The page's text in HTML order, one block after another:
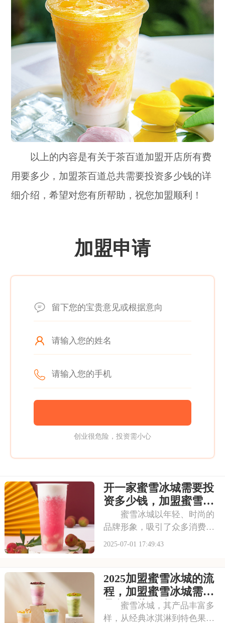
以上的内容是有关于茶百道加盟开店所有费
用要多少，加盟茶百道总共需要投资多少钱的详
细介绍，希望对您有所帮助，祝您加盟顺利！
加盟申请
创业很危险，投资需小心
开一家蜜雪冰城需要投
资多少钱，加盟蜜雪冰
城成本高吗
蜜雪冰城以年轻、时尚的
品牌形象，吸引了众多消费者
的目光。其成熟的运营模式和
冰城需要投入多少费用呢？以
下是开一家蜜雪冰城需要投资
多少钱，加盟蜜雪冰
2025-07-01 17:49:43
2025加盟蜜雪冰城的流
程，加盟蜜雪冰城需要
具备哪些条件
蜜雪冰城，其产品丰富多
样，从经典冰淇淋到特色果